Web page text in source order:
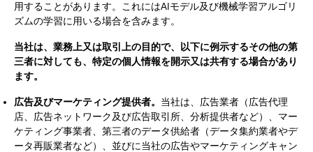
用することがあります。これにはAIモデル及び機械学習アルゴリ
ズムの学習に用いる場合を含みます。
当社は、業務上又は取引上の目的で、以下に例示するその他の第
三者に対しても、特定の個人情報を開示又は共有する場合があり
ます。
広告及びマーケティング提供者。 当社は、広告業者（広告代理
店、広告ネットワーク及び広告取引所、分析提供者など）、マー
ケティング事業者、第三者のデータ供給者（データ集約業者やデ
ータ再販業者など）、並びに当社の広告やマーケティングキャン